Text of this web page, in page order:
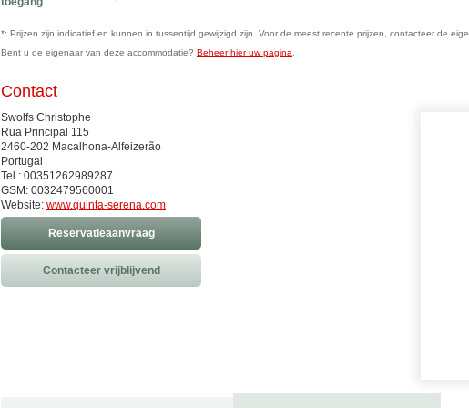
*: Prijzen zijn indicatief en kunnen in tussentijd gewijzigd zijn. Voor de meest recente prijzen, contacteer de
Bent u de eigenaar van deze accommodatie? Beheer hier uw pagina
Contact
Swolfs Christophe
Rua Principal 115
2460-202 Macalhona-Alfeizerão
Portugal
Tel.: 00351262989287
GSM: 0032479560001
Website: www.quinta-serena.com
Reservatieaanvraag
Contacteer vrijblijvend